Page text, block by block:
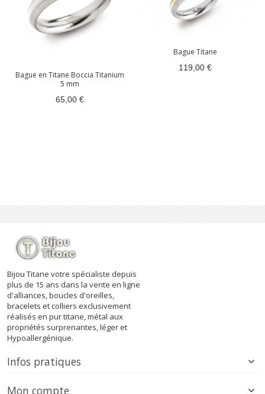
Bague en Titane Boccia Titanium
5 mm
65,00 €
Bague Titane
119,00 €
Bijou Titane votre spécialiste depuis
plus de 15 ans dans la vente en ligne
d'alliances, boucles d'oreilles,
bracelets et colliers exclusivement
réalisés en pur titane, métal aux
propriétés surprenantes, léger et
Hypoallergénique.
Infos pratiques
Mon compte